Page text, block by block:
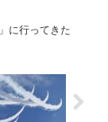
に行ってきた